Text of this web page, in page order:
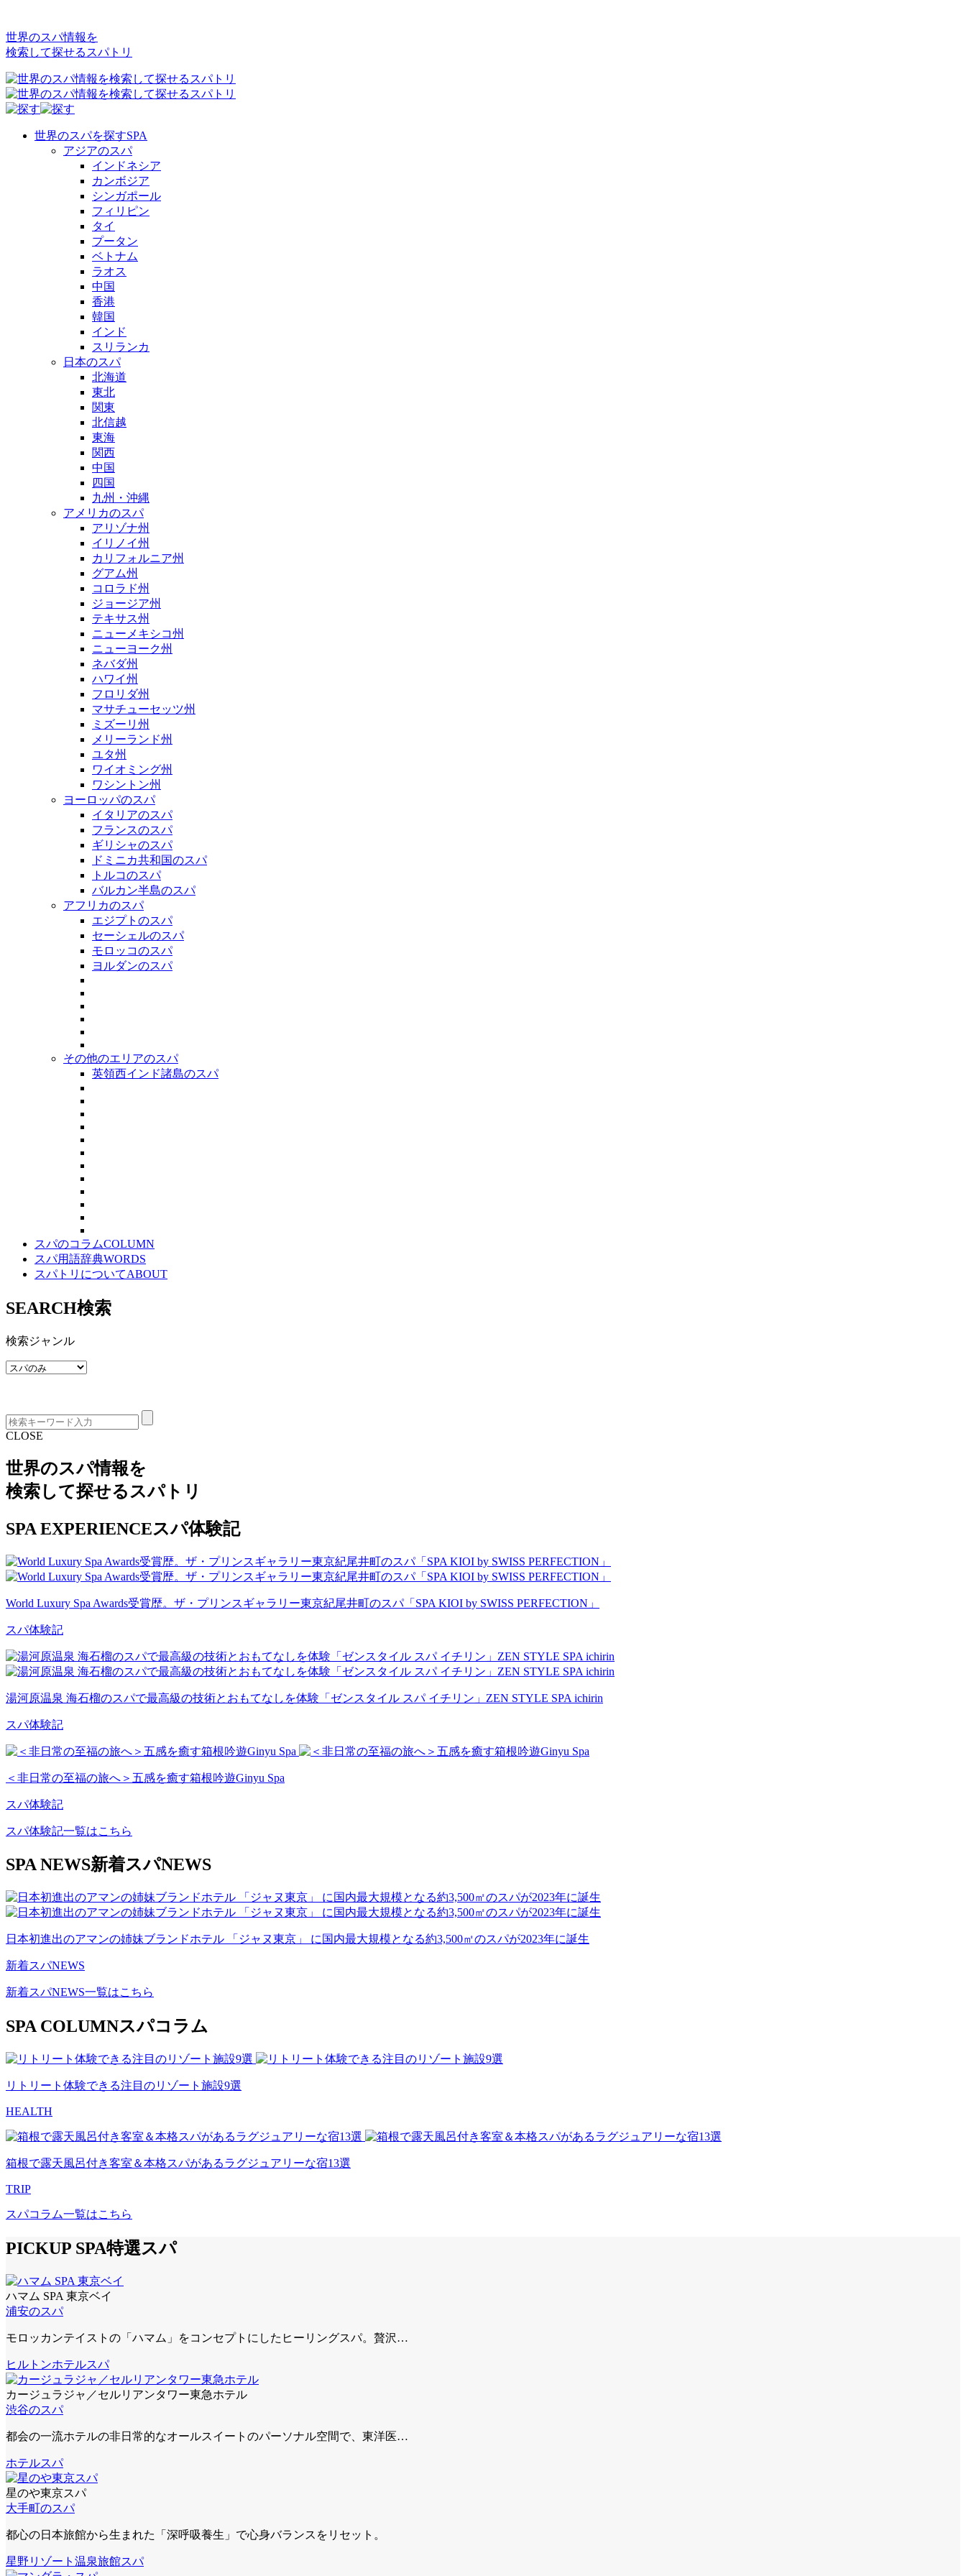
世界のスパ情報を
検索して探せるスパトリ
世界のスパを探すSPA
アジアのスパ
インドネシア
カンボジア
シンガポール
フィリピン
タイ
プータン
ベトナム
ラオス
中国
香港
韓国
インド
スリランカ
日本のスパ
北海道
東北
関東
北信越
東海
関西
中国
四国
九州・沖縄
アメリカのスパ
アリゾナ州
イリノイ州
カリフォルニア州
グアム州
コロラド州
ジョージア州
テキサス州
ニューメキシコ州
ニューヨーク州
ネバダ州
ハワイ州
フロリダ州
マサチューセッツ州
ミズーリ州
メリーランド州
ユタ州
ワイオミング州
ワシントン州
ヨーロッパのスパ
イタリアのスパ
フランスのスパ
ギリシャのスパ
ドミニカ共和国のスパ
トルコのスパ
バルカン半島のスパ
アフリカのスパ
エジプトのスパ
セーシェルのスパ
モロッコのスパ
ヨルダンのスパ
その他のエリアのスパ
英領西インド諸島のスパ
スパのコラムCOLUMN
スパ用語辞典WORDS
スパトリについてABOUT
SEARCH検索
検索ジャンル
CLOSE
世界のスパ情報を
検索して探せるスパトリ
SPA EXPERIENCEスパ体験記
World Luxury Spa Awards受賞歴。ザ・プリンスギャラリー東京紀尾井町のスパ「SPA KIOI by SWISS PERFECTION」
スパ体験記
湯河原温泉 海石榴のスパで最高級の技術とおもてなしを体験「ゼンスタイル スパ イチリン」ZEN STYLE SPA ichirin
スパ体験記
＜非日常の至福の旅へ＞五感を癒す箱根吟遊Ginyu Spa
スパ体験記
スパ体験記一覧はこちら
SPA NEWS新着スパNEWS
日本初進出のアマンの姉妹ブランドホテル 「ジャヌ東京」 に国内最大規模となる約3,500㎡のスパが2023年に誕生
新着スパNEWS
新着スパNEWS一覧はこちら
SPA COLUMNスパコラム
リトリート体験できる注目のリゾート施設9選
HEALTH
箱根で露天風呂付き客室＆本格スパがあるラグジュアリーな宿13選
TRIP
スパコラム一覧はこちら
PICKUP SPA特選スパ
ハマム SPA 東京ベイ
浦安のスパ
モロッカンテイストの「ハマム」をコンセプトにしたヒーリングスパ。贅沢…
ヒルトンホテルスパ
カージュラジャ／セルリアンタワー東急ホテル
渋谷のスパ
都会の一流ホテルの非日常的なオールスイートのパーソナル空間で、東洋医…
ホテルスパ
星のや東京スパ
大手町のスパ
都心の日本旅館から生まれた「深呼吸養生」で心身バランスをリセット。
星野リゾート 温泉旅館スパ